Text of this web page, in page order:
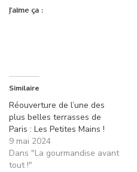
J’aime ça :
Similaire
Réouverture de l’une des
plus belles terrasses de
Paris : Les Petites Mains !
9 mai 2024
Dans "La gourmandise avant
tout !"